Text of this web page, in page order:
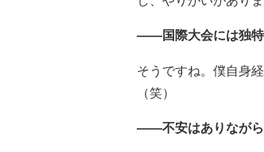
――国際大会には独特
そうですね。僕自身
（笑）
――不安はありながら